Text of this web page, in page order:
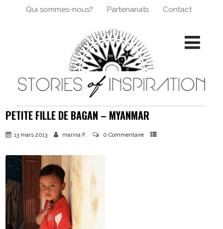
Qui sommes-nous? Partenariats Contact
PETITE FILLE DE BAGAN – MYANMAR
13 mars 2013 marina P. 0 Commentaire